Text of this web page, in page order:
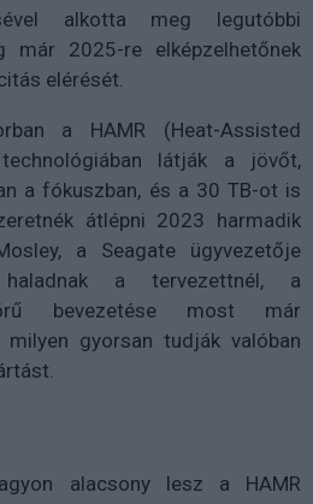
alkotta meg legutóbbi
már 2025-re elképzelhetőnek
elérését.
a HAMR (Heat-Assisted
látják a jövőt,
a fókuszban, és a 30 TB-ot is
átlépni 2023 harmadik
a Seagate ügyvezetője
a tervezettnél, a
bevezetése most már
gyorsan tudják valóban
alacsony lesz a HAMR